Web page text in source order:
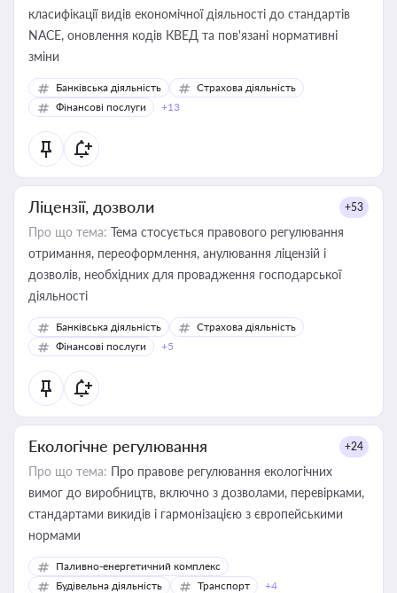
класифікації видів економічної діяльності до стандартів
NACE, оновлення кодів КВЕД та пов'язані нормативні
зміни
Банківська діяльність
Страхова діяльність
Фінансові послуги
+13
Ліцензії, дозволи +53
Про що тема: Тема стосується правового регулювання
отримання, переоформлення, анулювання ліцензій і
дозволів, необхідних для провадження господарської
діяльності
Банківська діяльність
Страхова діяльність
Фінансові послуги
+5
Екологічне регулювання +24
Про що тема: Про правове регулювання екологічних
вимог до виробництв, включно з дозволами, перевірками,
стандартами викидів і гармонізацією з європейськими
нормами
Паливно-енергетичний комплекс
Будівельна діяльність
Транспорт +4